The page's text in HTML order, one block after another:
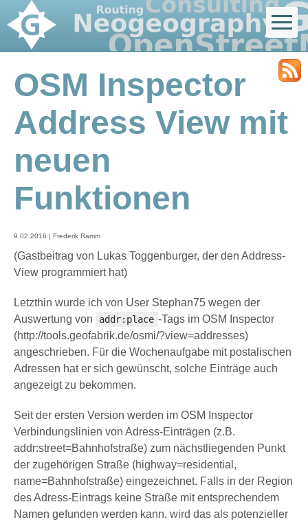
OSM Inspector
Address View mit
neuen
Funktionen
9.02.2016 | Frederik Ramm
(Gastbeitrag von Lukas Toggenburger, der den Address-
View programmiert hat)
Letzthin wurde ich von User Stephan75 wegen der
Auswertung von
addr:place -Tags im OSM Inspector
(http://tools.geofabrik.de/osmi/?view=addresses)
angeschrieben. Für die Wochenaufgabe mit postalischen
Adressen hat er sich gewünscht, solche Einträge auch
angezeigt zu bekommen.
Seit der ersten Version werden im OSM Inspector
Verbindungslinien von Adress-Einträgen (z.B.
addr:street=Bahnhofstraße) zum nächstliegenden Punkt
der zugehörigen Straße (highway=residential,
name=Bahnhofstraße) eingezeichnet. Falls in der Region
des Adress-Eintrags keine Straße mit entsprechendem
Namen gefunden werden kann, wird das als potenzieller